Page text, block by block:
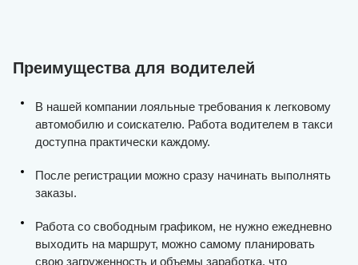
Если вы и автомобиль подходите для данной вакансии, в
ведется через приложение для смартфонов и планшетов,
в нем вы будете принимать заказы, отслеживать
статистику, смотреть и планировать маршруты.
открыт!
Преимущества для водителей
В нашей компании лояльные требования к легковому
автомобилю и соискателю. Работа водителем в такси
доступна практически каждому.
После регистрации можно сразу начинать выполнять
заказы.
Работа со свободным графиком, не нужно ежедневно
выходить на маршрут, можно самому планировать
свою загруженность и объемы заработка, что